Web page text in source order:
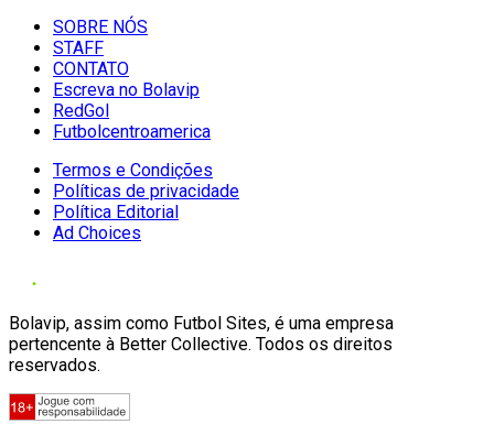
SOBRE NÓS
STAFF
CONTATO
Escreva no Bolavip
RedGol
Futbolcentroamerica
Termos e Condições
Políticas de privacidade
Política Editorial
Ad Choices
Bolavip, assim como Futbol Sites, é uma empresa
pertencente à Better Collective. Todos os direitos
reservados.